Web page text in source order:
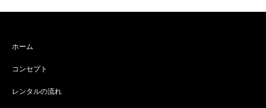
ホーム
コンセプト
レンタルの流れ